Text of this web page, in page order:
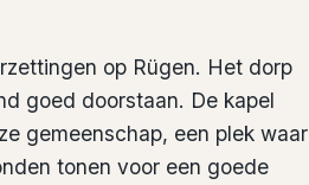
op Rügen. Het dorp
goed doorstaan. De kapel
gemeenschap, een plek waar
tonen voor een goede